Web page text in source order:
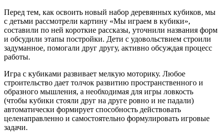
Перед тем, как освоить новый набор деревянных кубиков, мы
с детьми рассмотрели картину «Мы играем в кубики»,
составили по ней короткие рассказы, уточнили названия форм
и обсудили этапы постройки. Дети с удовольствием строили
задуманное, помогали друг другу, активно обсуждая процесс
работы.
Игра с кубиками развивает мелкую моторику. Любое
строительство дает толчок развитию пространственного и
образного мышления, а необходимая для игры ловкость
(чтобы кубики стояли друг на друге ровно и не падали)
автоматически формирует способность действовать
целенаправленно и самостоятельно формулировать игровые
задачи.